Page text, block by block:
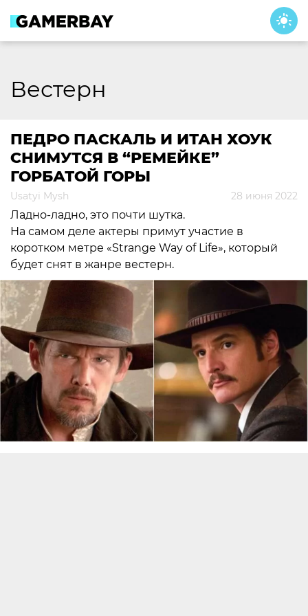
content
Вестерн
ПЕДРО ПАСКАЛЬ И ИТАН ХОУК
СНИМУТСЯ В “РЕМЕЙКЕ”
ГОРБАТОЙ ГОРЫ
Usatyi Mysh 28 июня 2022
Ладно-ладно, это почти шутка.
На самом деле актеры примут участие в
коротком метре «Strange Way of Life», который
будет снят в жанре вестерн.